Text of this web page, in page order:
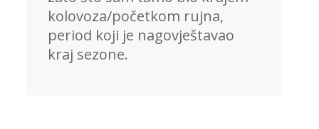
kolovoza/početkom rujna,
period koji je nagovještavao
kraj sezone.